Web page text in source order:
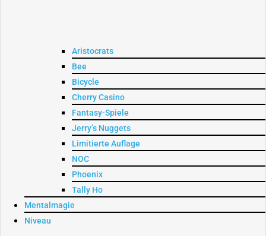
Aristocrats
Bee
Bicycle
Cherry Casino
Fantasy-Spiele
Jerry’s Nuggets
Limitierte Auflage
NOC
Phoenix
Tally Ho
Mentalmagie
Niveau